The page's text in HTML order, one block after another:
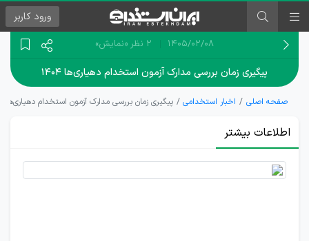
ورود کاربر
۱۴۰۵/۰۲/۰۸ 2 نظر «نمایش»
پیگیری زمان بررسی مدارک آزمون استخدام دهیاری‌ها ۱۴۰۴
صفحه اصلی اخبار استخدامی پیگیری زمان بررسی مدارک آزمون استخدام دهیاری‌ها ۱۴۰۴
اطلاعات بیشتر
اطلاع